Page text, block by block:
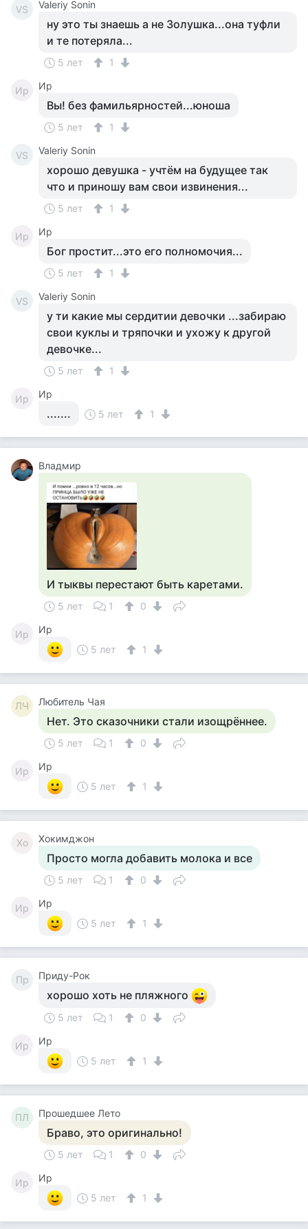
VS Valeriy Sonin
ну это ты знаешь а не Золушка...она туфли
и те потеряла...
5 лет 1
Ир Ир
Вы! без фамильярностей...юноша
5 лет 1
VS Valeriy Sonin
хорошо девушка - учтём на будущее так
что и приношу вам свои извинения...
5 лет 1
Ир Ир
Бог простит...это его полномочия...
5 лет 1
VS Valeriy Sonin
у ти какие мы сердитии девочки ...забираю
свои куклы и тряпочки и ухожу к другой
девочке...
5 лет 1
Ир Ир
....... 5 лет 1
Владмир
И тыквы перестают быть каретами.
5 лет 1 0
Ир
Ир
5 лет
1
ЛЧ Любитель Чая
Нет. Это сказочники стали изощрённее.
5 лет 1 0
Ир
Ир
5 лет
1
Хо Хокимджон
Просто могла добавить молока и все
5 лет 1 0
Ир
Ир
5 лет
1
Пр Приду-Рок
хорошо хоть не пляжного
5 лет 1 0
Ир
Ир
5 лет
1
ПЛ Прошедшее Лето
Браво, это оригинально!
5 лет 1 0
Ир
Ир
5 лет
1